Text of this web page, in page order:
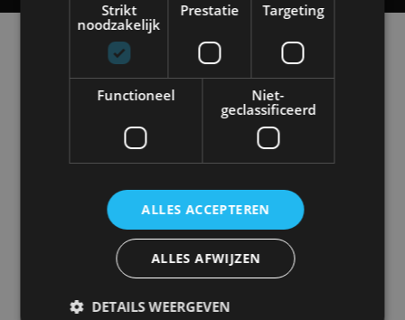
Alle automerken
Selecteer een merk voor meer informatie, modellen
en alle nieuwsberichten
Bentley
Strikt
noodzakelijk
Prestatie Targeting
Functioneel
Niet-
geclassificeerd
ALLES ACCEPTEREN
ALLES AFWIJZEN
DETAILS WEERGEVEN